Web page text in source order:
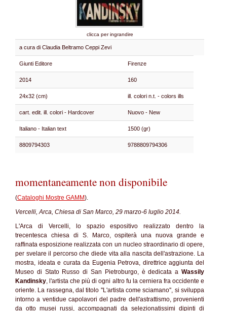
clicca per ingrandire
a cura di Claudia Beltramo Ceppi Zevi
Giunti Editore Firenze
2014 160
24x32 (cm) ill. colori n.t. - colors ills
cart. edit. ill. colori - Hardcover Nuovo - New
Italiano - Italian text 1500 (gr)
8809794303 9788809794306
momentaneamente non disponibile
(Cataloghi Mostre GAMM).
Vercelli, Arca, Chiesa di San Marco, 29 marzo-6 luglio 2014.
L'Arca di Vercelli, lo spazio espositivo realizzato dentro la
trecentesca chiesa di S. Marco, ospiterà una nuova grande e
raffinata esposizione realizzata con un nucleo straordinario di opere,
per svelare il percorso che diede vita alla nascita dell'astrazione. La
mostra, ideata e curata da Eugenia Petrova, direttrice aggiunta del
Museo di Stato Russo di San Pietroburgo, è dedicata a Wassily
Kandinsky, l'artista che più di ogni altro fu la cerniera fra occidente e
oriente. La rassegna, dal titolo ''L'artista come sciamano'', si sviluppa
intorno a ventidue capolavori del padre dell'astrattismo, provenienti
da otto musei russi, accompagnati da selezionatissimi dipinti di